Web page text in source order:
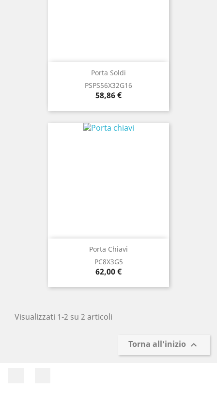
Porta Soldi
PSPS56X32G16
Prezzo
58,86 €
Porta Chiavi
PC8X3G5
Prezzo
62,00 €
Visualizzati 1-2 su 2 articoli
Torna all'inizio 